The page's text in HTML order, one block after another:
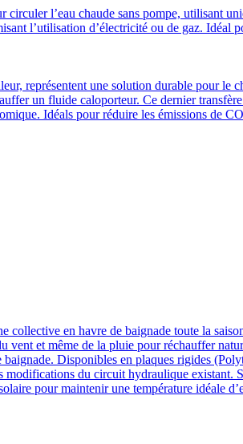
l’eau chaude sans pompe, utilisant
l’utilisation d’électricité ou de gaz.
représentent une solution durable pour le
un fluide caloporteur. Ce dernier
Idéals pour réduire les émissions de
en havre de baignade toute la
et même de la pluie pour réchauffer
Disponibles en plaques rigides
du circuit hydraulique existant.
pour maintenir une température idéale